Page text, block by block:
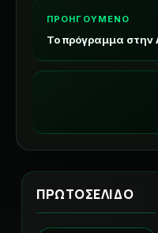
ΠΡΟΗΓΟΥΜΕΝΟ
Το πρόγραμμα στην
ΠΡΩΤΟΣΕΛΙΔΟ